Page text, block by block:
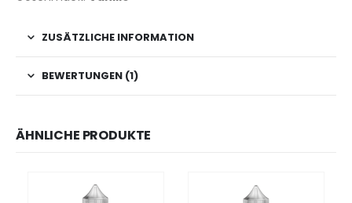
ZUSÄTZLICHE INFORMATION
BEWERTUNGEN (1)
ÄHNLICHE PRODUKTE